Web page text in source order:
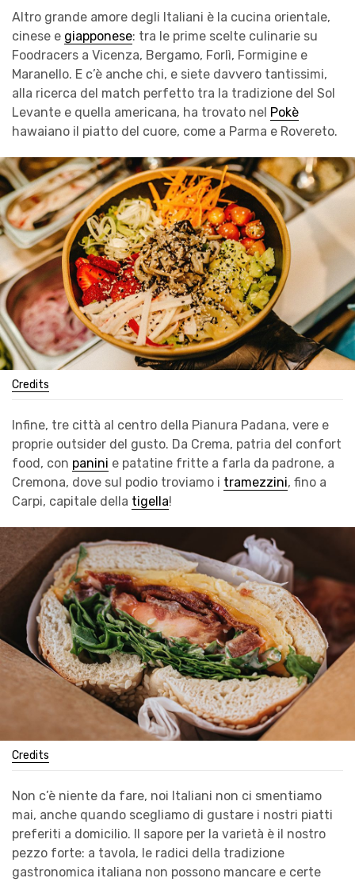
Altro grande amore degli Italiani è la cucina orientale,
cinese e giapponese: tra le prime scelte culinarie su
Foodracers a Vicenza, Bergamo, Forlì, Formigine e
Maranello. E c’è anche chi, e siete davvero tantissimi,
alla ricerca del match perfetto tra la tradizione del Sol
Levante e quella americana, ha trovato nel Pokè
hawaiano il piatto del cuore, come a Parma e Rovereto.
Credits
Infine, tre città al centro della Pianura Padana, vere e
proprie outsider del gusto. Da Crema, patria del confort
food, con panini e patatine fritte a farla da padrone, a
Cremona, dove sul podio troviamo i tramezzini, fino a
Carpi, capitale della tigella!
Credits
Non c’è niente da fare, noi Italiani non ci smentiamo
mai, anche quando scegliamo di gustare i nostri piatti
preferiti a domicilio. Il sapore per la varietà è il nostro
pezzo forte: a tavola, le radici della tradizione
gastronomica italiana non possono mancare e certe